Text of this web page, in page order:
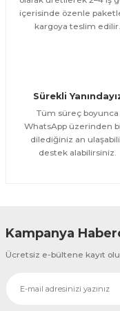
1.000,00 TL
800,00 TL
800,00 TL
Evinemoda
Boho Tarzı Çiçek 3
Evinemoda
Vincent Van Gogh Temalı
1.000,00 TL
içerisinde özenle
kargoya teslim edilir.
Sürekli
Tüm süreç boyunca
WhatsApp üzerinden
dilediğiniz an
destek alabilirsiniz.
Kampanya
Ücretsiz e-bültene kayıt